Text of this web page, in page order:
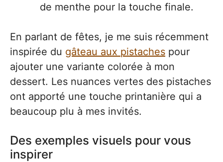
de menthe pour la touche finale.
En parlant de fêtes, je me suis récemment
inspirée du gâteau aux pistaches pour
ajouter une variante colorée à mon
dessert. Les nuances vertes des pistaches
ont apporté une touche printanière qui a
beaucoup plu à mes invités.
Des exemples visuels pour vous
inspirer